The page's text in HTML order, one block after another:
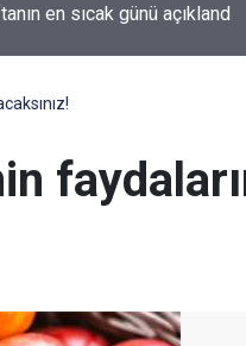
Keskin'de acı veda